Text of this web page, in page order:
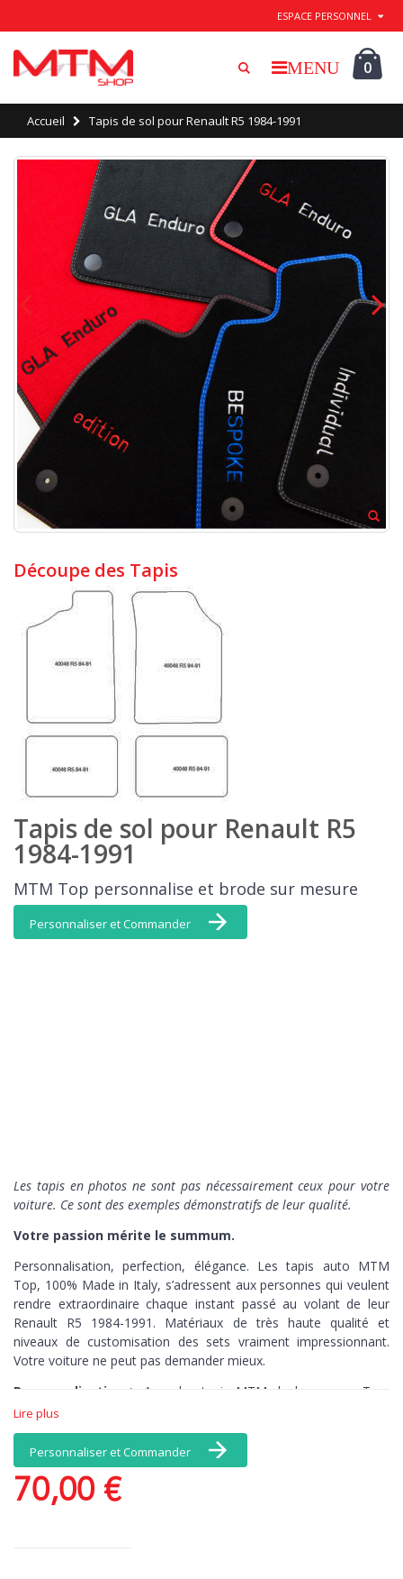
ESPACE PERSONNEL
0
Accueil Tapis de sol pour Renault R5 1984-1991
Découpe des Tapis
Tapis de sol pour Renault R5
1984-1991
MTM Top personnalise et brode sur mesure
Personnaliser et Commander
Les tapis en photos ne sont pas nécessairement ceux pour votre
voiture. Ce sont des exemples démonstratifs de leur qualité.
Votre passion mérite le summum.
Personnalisation, perfection, élégance. Les tapis auto MTM
Top, 100% Made in Italy, s’adressent aux personnes qui veulent
rendre extraordinaire chaque instant passé au volant de leur
Renault R5 1984-1991. Matériaux de très haute qualité et
niveaux de customisation des sets vraiment impressionnant.
Votre voiture ne peut pas demander mieux.
Personnalisation >
Avec les tapis MTM de la gamme Top,
vous avez une infinité de choix de coloris et de matériaux, et, en
par exemple vos tapis avec votre nom. Il n’y a pas de limites à
vos émotions.
Perfection >
Lire plus
Personnaliser et Commander
70,00 €